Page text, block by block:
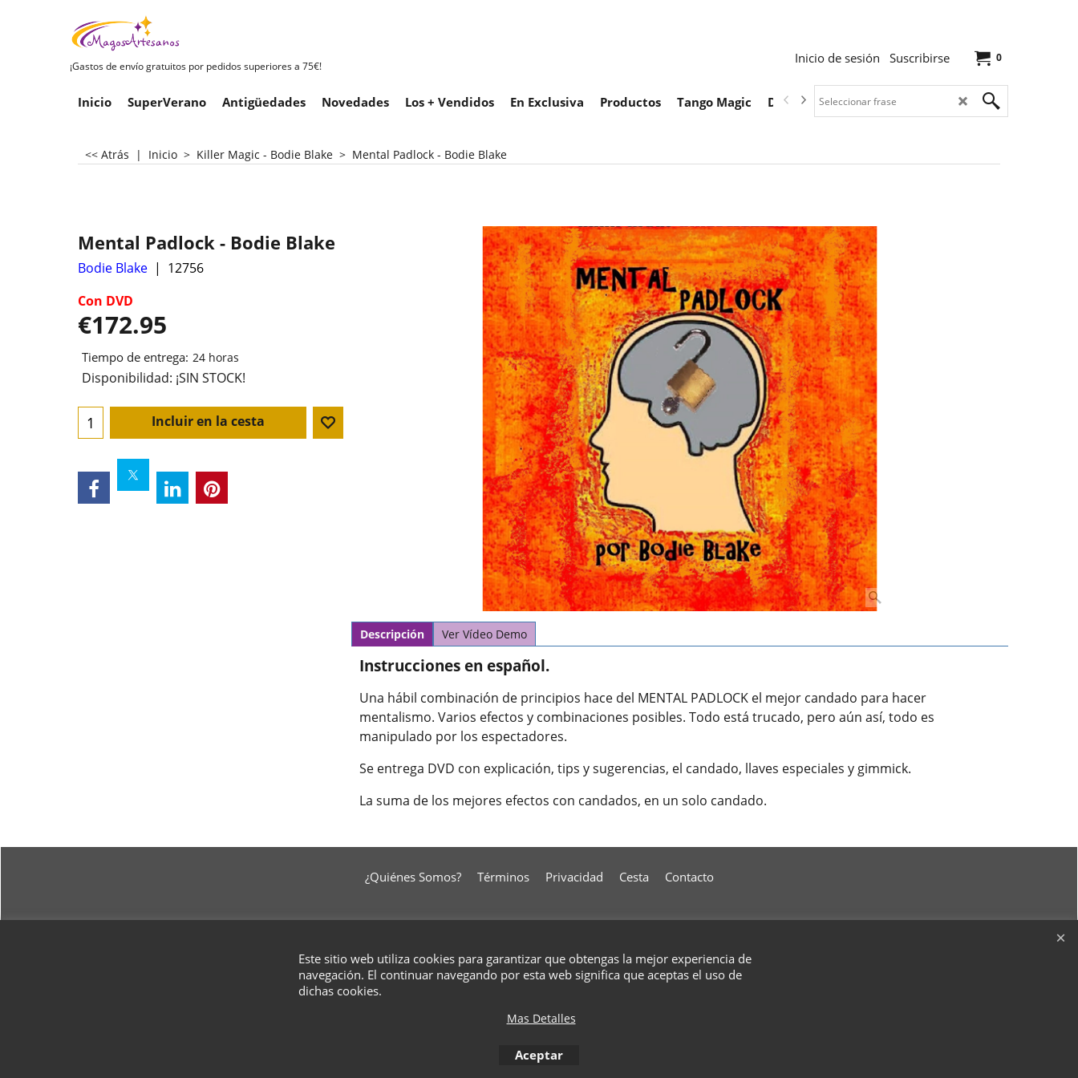
¡Gastos de envío gratuitos por pedidos superiores a 75€!
0
Inicio de sesión Suscribirse
Inicio SuperVerano Antigüedades Novedades Los + Vendidos En Exclusiva Productos Tango Magic Descargas
<< Atrás | Inicio > Killer Magic - Bodie Blake > Mental Padlock - Bodie Blake
Mental Padlock - Bodie Blake
Bodie Blake
12756
Con DVD
€172.95
Tiempo de entrega: 24 horas
Disponibilidad: ¡SIN STOCK!
Incluir en la cesta
Descripción Ver Vídeo Demo
Instrucciones en español.
Una hábil combinación de principios hace del MENTAL PADLOCK el mejor candado para hacer
mentalismo. Varios efectos y combinaciones posibles. Todo está trucado, pero aún así, todo es
manipulado por los espectadores.
Se entrega DVD con explicación, tips y sugerencias, el candado, llaves especiales y gimmick.
La suma de los mejores efectos con candados, en un solo candado.
¿Quiénes Somos? Términos Privacidad Cesta Contacto
software was used.
Este sitio web utiliza cookies para garantizar que obtengas la mejor experiencia de
navegación. El continuar navegando por esta web significa que aceptas el uso de
dichas cookies.
Mas Detalles
Aceptar